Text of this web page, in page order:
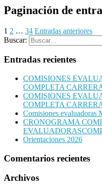
Paginación de
1 2 … 34 Entradas anteriores
Buscar:
Entradas recientes
COMISIONES
COMPLETA
COMISIONES
COMPLETA
Comisiones evaluadoras
CRONOGRAMA
Orientaciones 2026
Comentarios recientes
Archivos